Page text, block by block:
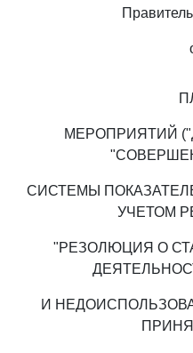
МЕРОПРИЯТИЙ
СИСТЕМЫ
УЧЕТОМ
"РЕЗОЛЮЦИЯ О
И